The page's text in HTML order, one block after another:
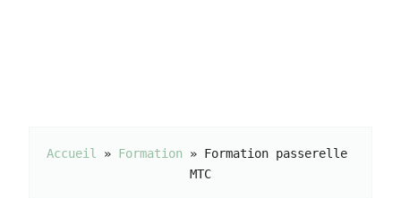
Accueil » Formation » Formation passerelle
MTC